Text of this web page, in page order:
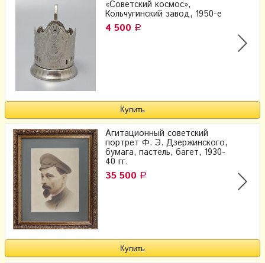
«Советский космос»,
Кольчугинский завод, 1950-е
4 500 Р
Агитационный советский
портрет Ф. Э. Дзержинского,
бумага, пастель, багет, 1930-
40 гг.
35 500 Р